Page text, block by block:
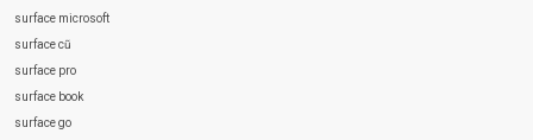
surface microsoft
surface cũ
surface pro
surface book
surface go